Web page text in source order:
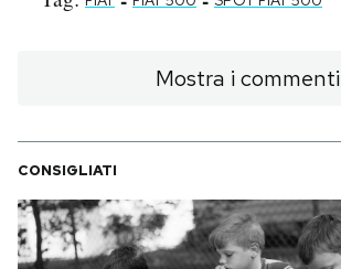
Mostra i commenti
CONSIGLIATI